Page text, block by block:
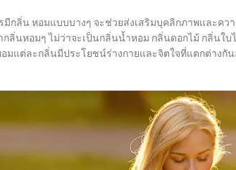
มีกลิ่น หอมแบบบางๆ จะช่วยส่งเสริมบุคลิกภาพและค
กลิ่นหอมๆ ไม่ว่าจะเป็นกลิ่นน้ำหอม กลิ่นดอกไม้ กลิ่นใ
มแต่ละกลิ่นมีประโยชน์ร่างกายและจิตใจที่แตกต่าง